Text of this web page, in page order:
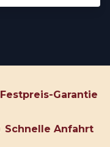
Festpreis-Garantie
Schnelle Anfahrt